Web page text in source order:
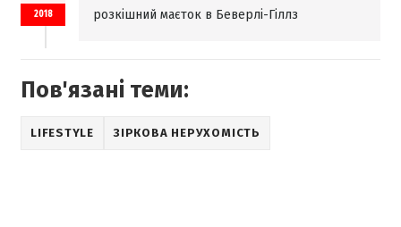
2018
розкішний маєток в Беверлі-Гіллз
Пов'язані теми:
LIFESTYLE ЗІРКОВА НЕРУХОМІСТЬ